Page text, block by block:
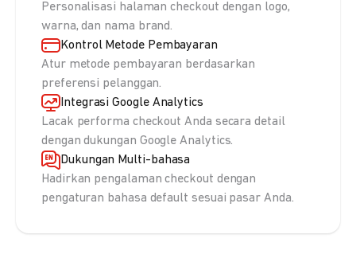
Personalisasi halaman checkout dengan logo,
warna, dan nama brand.
Kontrol Metode Pembayaran
Atur metode pembayaran berdasarkan
preferensi pelanggan.
Integrasi Google Analytics
Lacak performa checkout Anda secara detail
dengan dukungan Google Analytics.
Dukungan Multi-bahasa
Hadirkan pengalaman checkout dengan
pengaturan bahasa default sesuai pasar Anda.